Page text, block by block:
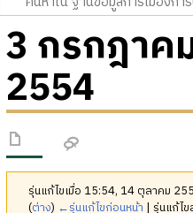
3 กรกฎาค
2554
รุ่นแก้ไขเมื่อ 15:54, 14 ตุลาคม
(ต่าง) ←รุ่นแก้ไขก่อนหน้า | รุ่นแก้ไ